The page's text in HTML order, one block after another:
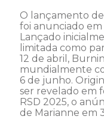
O lançamento
foi anunciado em
Lançado
limitada como
12 de abril,
mundialmente
6 de junho.
ser revelado em
RSD 2025, o
de Marianne em